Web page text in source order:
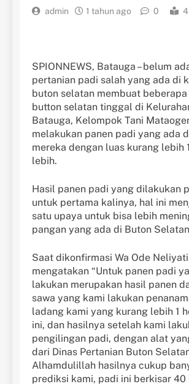
admin 1 tahun ago 0
SPIONNEWS, Batauga – belum
pertanian padi salah yang ada di
buton selatan membuat beberapa
button selatan tinggal di
Batauga, Kelompok Tani
melakukan panen padi yang ada
mereka dengan luas kurang lebih
lebih.
Hasil panen padi yang dilakukan
untuk pertama kalinya, hal ini
satu upaya untuk bisa lebih
pangan yang ada di Buton
Saat dikonfirmasi Wa Ode Neliyati
mengatakan “Untuk panen padi
lakukan merupakan hasil panen
sawa yang kami lakukan
ladang kami yang kurang lebih 1
ini, dan hasilnya setelah kami
pengilingan padi, dengan alat
dari Dinas Pertanian Buton
Alhamdulillah hasilnya cukup
prediksi kami, padi ini berkisar 40